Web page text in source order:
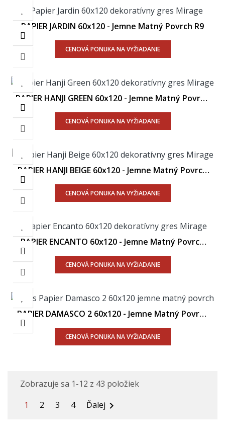
PAPIER JARDIN 60x120 - Jemne Matný Povrch R9
CENOVÁ PONUKA NA VYŽIADANIE
PAPIER HANJI GREEN 60x120 - Jemne Matný Povrch
CENOVÁ PONUKA NA VYŽIADANIE
PAPIER HANJI BEIGE 60x120 - Jemne Matný Povrch
CENOVÁ PONUKA NA VYŽIADANIE
PAPIER ENCANTO 60x120 - Jemne Matný Povrch
CENOVÁ PONUKA NA VYŽIADANIE
PAPIER DAMASCO 2 60x120 - Jemne Matný Povrch
CENOVÁ PONUKA NA VYŽIADANIE
Zobrazuje sa 1-12 z 43 položiek
1
2 3 4 Ďalej 